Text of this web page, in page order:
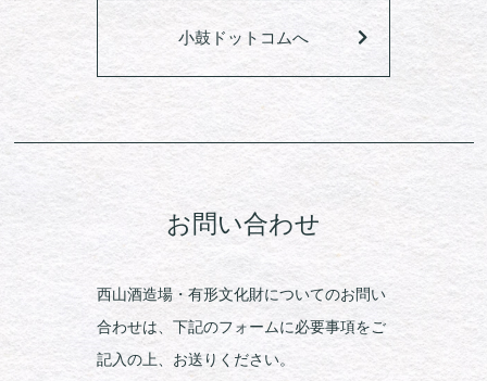
小鼓ドットコムへ
お問い合わせ
西山酒造場・有形文化財についてのお問い
合わせは、下記のフォームに必要事項をご
記入の上、お送りください。